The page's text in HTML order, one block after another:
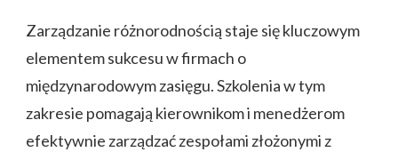
Zarządzanie różnorodnością staje się kluczowym
elementem sukcesu w firmach o
międzynarodowym zasięgu. Szkolenia w tym
zakresie pomagają kierownikom i menedżerom
efektywnie zarządzać zespołami złożonymi z